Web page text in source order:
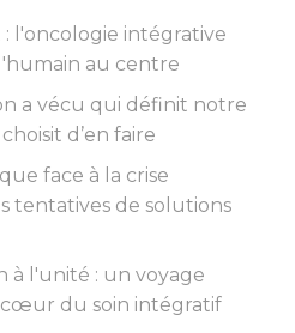
l'oncologie intégrative
au centre
a vécu qui définit notre
d’en faire
face à la crise
tentatives de solutions
à l'unité : un voyage
du soin intégratif